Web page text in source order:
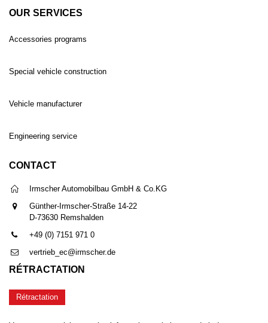
OUR SERVICES
Accessories programs
Special vehicle construction
Vehicle manufacturer
Engineering service
CONTACT
Irmscher Automobilbau GmbH & Co.KG
Günther-Irmscher-Straße 14-22
D-73630 Remshalden
+49 (0) 7151 971 0
vertrieb_ec@irmscher.de
RÉTRACTATION
Rétractation